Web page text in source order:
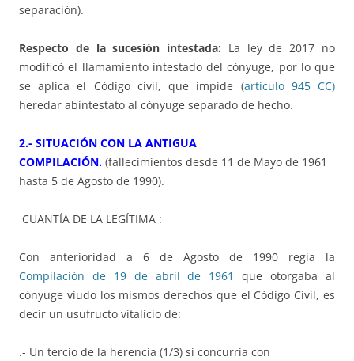
separación).
Respecto de la sucesión intestada: La ley de 2017 no
modificó el llamamiento intestado del cónyuge, por lo que
se aplica el Código civil, que impide (artículo 945 CC)
heredar abintestato al cónyuge separado de hecho.
2.- SITUACIÓN CON LA ANTIGUA
COMPILACIÓN. (fallecimientos desde 11 de Mayo de 1961
hasta 5 de Agosto de 1990).
CUANTÍA DE LA LEGÍTIMA :
Con anterioridad a 6 de Agosto de 1990 regía la
Compilación de 19 de abril de 1961
que otorgaba al
cónyuge viudo los mismos derechos que el Código Civil, es
decir un usufructo vitalicio de:
.- Un tercio de la herencia (1/3) si concurría con